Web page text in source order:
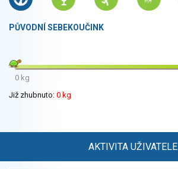
PŮVODNÍ SEBEKOUČINK
0 kg
Již zhubnuto: 0 kg
AKTIVITA UŽIVATELE